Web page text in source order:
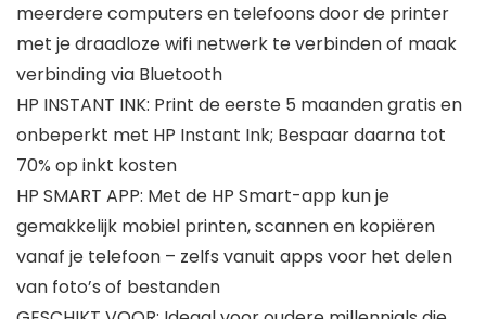
meerdere computers en telefoons door de printer
met je draadloze wifi netwerk te verbinden of maak
verbinding via Bluetooth
HP INSTANT INK: Print de eerste 5 maanden gratis en
onbeperkt met HP Instant Ink; Bespaar daarna tot
70% op inkt kosten
HP SMART APP: Met de HP Smart-app kun je
gemakkelijk mobiel printen, scannen en kopiëren
vanaf je telefoon – zelfs vanuit apps voor het delen
van foto’s of bestanden